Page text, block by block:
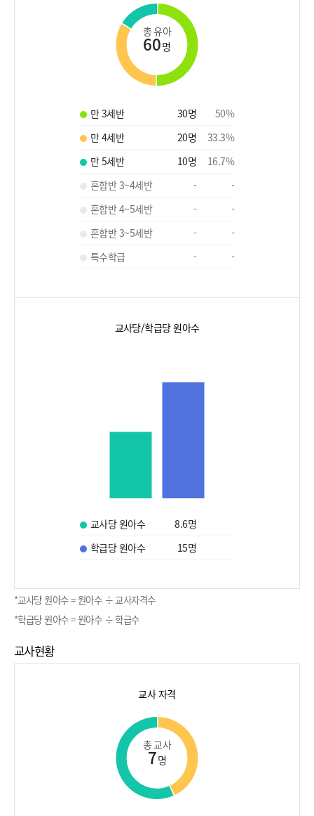
총 유아
60명
만 3세반 30명 50%
만 4세반
20명 33.3%
만 5세반
10명 16.7%
혼합반 3~4세반
-
-
혼합반 4~5세반
-
-
혼합반 3~5세반
-
-
특수학급
- -
교사당/학급당 원아수
교사당 원아수 8.6명
학급당 원아수
15명
*교사당 원아수 = 원아수 ÷ 교사자격수
*학급당 원아수 = 원아수 ÷ 학급수
교사현황
교사 자격
총 교사
7명